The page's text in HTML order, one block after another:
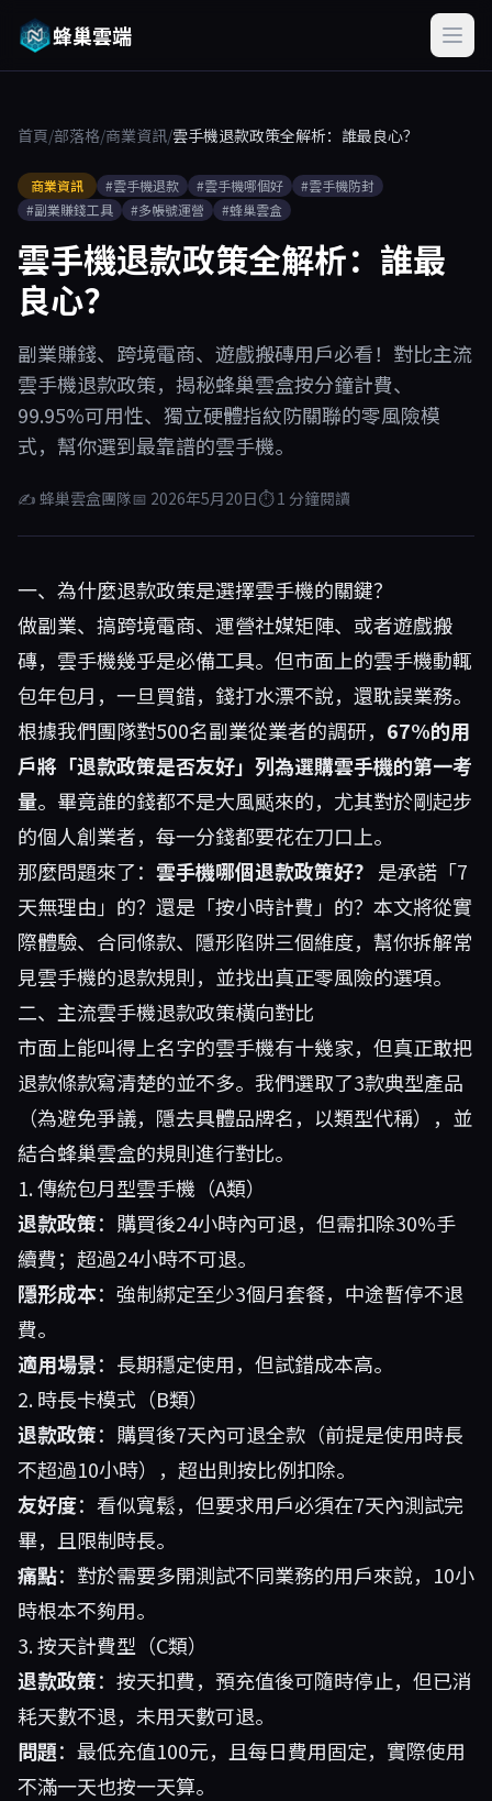
蜂巢雲端
首頁/部落格/商業資訊/雲手機退款政策全解析：誰最良心？
商業資訊 #雲手機退款 #雲手機哪個好
#雲手機防封
#副業賺錢工具
#多帳號運營 #蜂巢雲盒
雲手機退款政策全解析：誰最
良心？
副業賺錢、跨境電商、遊戲搬磚用戶必看！對比主流
雲手機退款政策，揭秘蜂巢雲盒按分鐘計費、
99.95%可用性、獨立硬體指紋防關聯的零風險模
式，幫你選到最靠譜的雲手機。
✍ 蜂巢雲盒團隊📅 2026年5月20日⏱ 1 分鐘閱讀
一、為什麼退款政策是選擇雲手機的關鍵？
做副業、搞跨境電商、運營社媒矩陣、或者遊戲搬
磚，雲手機幾乎是必備工具。但市面上的雲手機動輒
包年包月，一旦買錯，錢打水漂不說，還耽誤業務。
根據我們團隊對500名副業從業者的調研， 67%的用
戶將「退款政策是否友好」列為選購雲手機的第一考
量。畢竟誰的錢都不是大風颳來的，尤其對於剛起步
的個人創業者，每一分錢都要花在刀口上。
那麼問題來了： 雲手機哪個退款政策好？ 是承諾「7
天無理由」的？還是「按小時計費」的？本文將從實
際體驗、合同條款、隱形陷阱三個維度，幫你拆解常
見雲手機的退款規則，並找出真正零風險的選項。
二、主流雲手機退款政策橫向對比
市面上能叫得上名字的雲手機有十幾家，但真正敢把
退款條款寫清楚的並不多。我們選取了3款典型產品
（為避免爭議，隱去具體品牌名，以類型代稱），並
結合蜂巢雲盒的規則進行對比。
1. 傳統包月型雲手機（A類）
退款政策：購買後24小時內可退，但需扣除30%手
續費；超過24小時不可退。
隱形成本：強制綁定至少3個月套餐，中途暫停不退
費。
適用場景：長期穩定使用，但試錯成本高。
2. 時長卡模式（B類）
退款政策：購買後7天內可退全款（前提是使用時長
不超過10小時），超出則按比例扣除。
友好度：看似寬鬆，但要求用戶必須在7天內測試完
畢，且限制時長。
痛點：對於需要多開測試不同業務的用戶來說，10小
時根本不夠用。
3. 按天計費型（C類）
退款政策：按天扣費，預充值後可隨時停止，但已消
耗天數不退，未用天數可退。
問題：最低充值100元，且每日費用固定，實際使用
不滿一天也按一天算。